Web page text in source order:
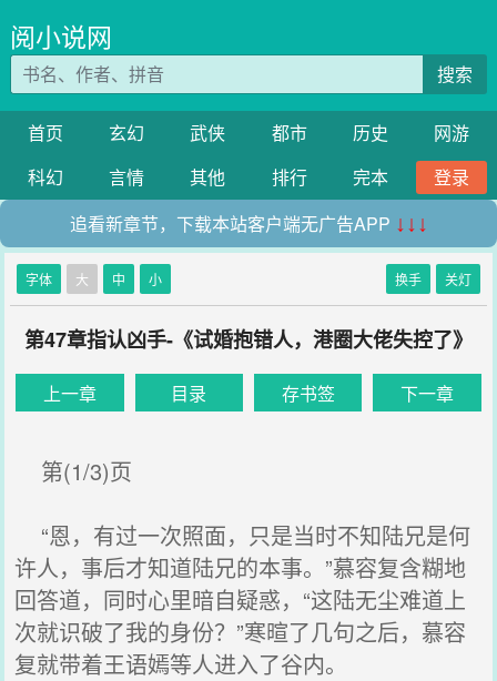
阅小说网
搜索
首页 玄幻 武侠 都市 历史
网游
科幻
言情 其他 排行 完本
登录
追看新章节，下载本站客户端无广告APP ↓↓↓
字体 大 中 小 换手 关灯
第47章指认凶手-《试婚抱错人，港圈大佬失控了》
上一章 目录 存书签 下一章
第(1/3)页
“恩，有过一次照面，只是当时不知陆兄是何
许人，事后才知道陆兄的本事。”慕容复含糊地
回答道，同时心里暗自疑惑，“这陆无尘难道上
次就识破了我的身份？”寒暄了几句之后，慕容
复就带着王语嫣等人进入了谷内。